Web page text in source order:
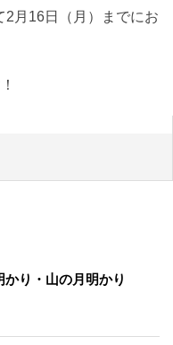
2月16日（月）までにお
り・山の月明かり